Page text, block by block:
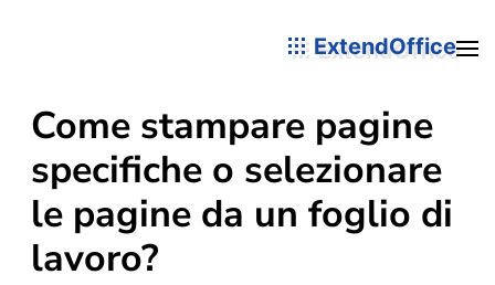
ExtendOffice
Come stampare pagine
specifiche o selezionare
le pagine da un foglio di
lavoro?